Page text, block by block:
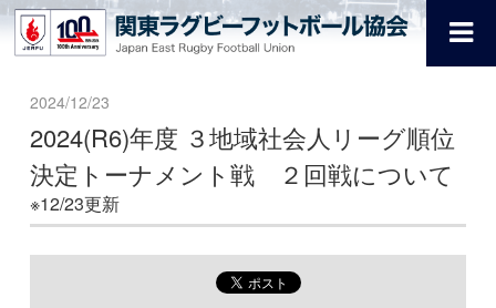
2024/12/23
2024(R6)年度 ３地域社会人リーグ順位
決定トーナメント戦 ２回戦について
※12/23更新